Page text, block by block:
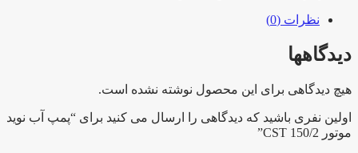
نظرات (0)
دیدگاهها
هیچ دیدگاهی برای این محصول نوشته نشده است.
اولین نفری باشید که دیدگاهی را ارسال می کنید برای “پمپ آب نوید
موتور CST 150/2”